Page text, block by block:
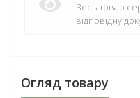
Весь товар
відповідну
Огляд товару